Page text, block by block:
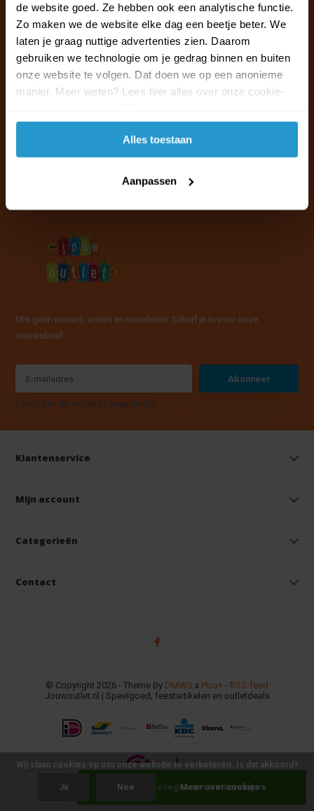
de website goed. Ze hebben ook een analytische functie.
Zo maken we de website elke dag een beetje beter. We
laten je graag nuttige advertenties zien. Daarom
gebruiken we technologie om je gedrag binnen en buiten
onze website te volgen. Dat doen we op een anonieme
manier. Meer weten? Lees hier alles over onze cookie-
accepteren.
Alles toestaan
Aanpassen
+ Toevoegen aan winkelwagen
Wij staan voor u klaar.
Ma t/m vr van 09:30 - 16:00 telefonisch
+31 (0)13 785 62 41
Naar de klantenservice & FAQ
Mis geen nieuws, acties en voordelen! Schrijf je in voor onze
nieuwsbrief
Abonneer
* Lees hier de wettelijke beperkingen
Klantenservice
Mijn account
Categorieën
Contact
© Copyright 2026 - Theme By DMWS x Plus+ - RSS-feed
Jouwoutlet.nl | Speelgoed, feestartikelen en outletdeals
Wij slaan cookies op om onze website te verbeteren. Is dat akkoord?
Ja Nee Meer over cookies »